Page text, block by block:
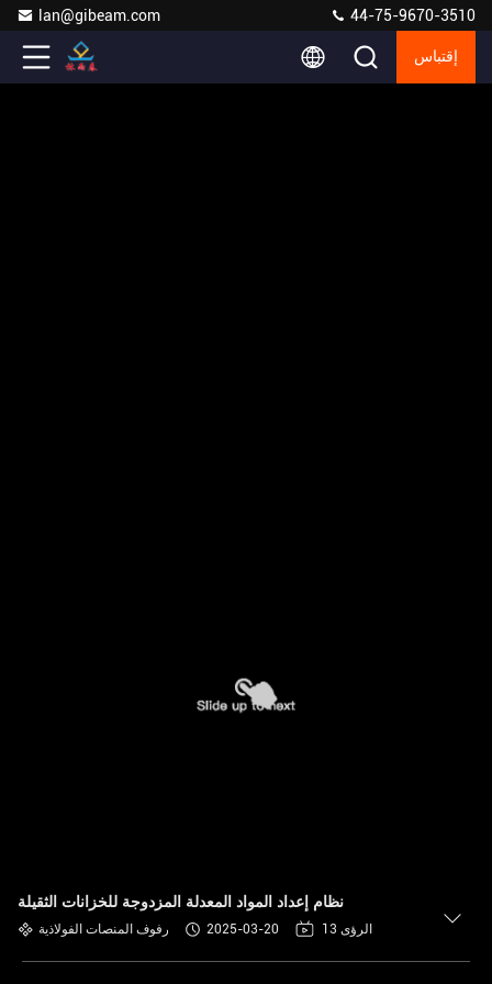
lan@gibeam.com 44-75-9670-3510
إقتباس
نظام إعداد المواد المعدلة المزدوجة للخزانات الثقيلة
رفوف المنصات الفولاذية 2025-03-20 13 الرؤى